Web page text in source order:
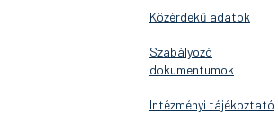
Közérdekű adatok
Szabályozó
dokumentumok
Intézményi tájékoztató